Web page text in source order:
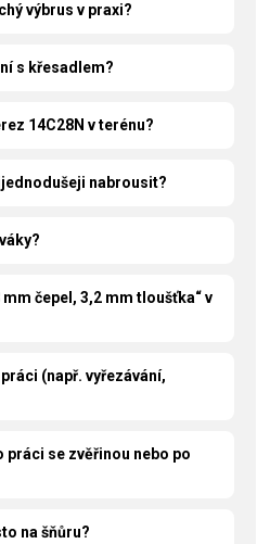
výbrus v praxi?
s křesadlem?
14C28N v terénu?
nabrousit?
mm čepel, 3,2 mm tloušťka“ v
(např. vyřezávání,
práci se zvěřinou nebo po
na šňůru?